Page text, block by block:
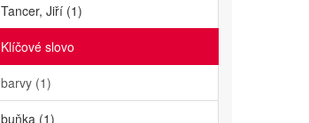
Tancer, Jiří (1)
Klíčové slovo
barvy (1)
buňka (1)